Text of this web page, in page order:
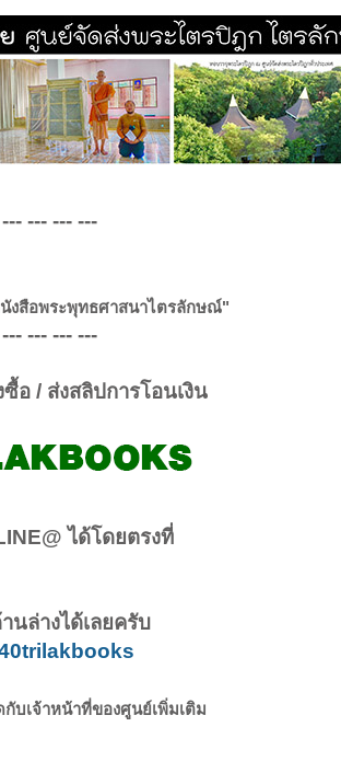
--- --- ---
งสือพระพุทธศาสนาไตรลักษณ์"
--- --- ---
อ / ส่งสลิปการโอนเงิน
ได้โดยตรงที่
นล่างได้เลยครับ
บเจ้าหน้าที่ของศูนย์เพิ่มเติม